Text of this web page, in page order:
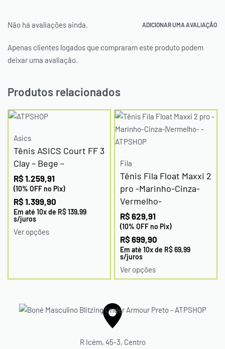
Não há avaliações ainda. ADICIONAR UMA AVALIAÇÃO
Apenas clientes logados que compraram este produto podem
deixar uma avaliação.
Produtos relacionados
Asics
Tênis ASICS Court FF 3
Clay – Bege –
R$ 1.259,91
(10% OFF no Pix)
R$ 1.399,90
Em até 10x de R$139,99
s/juros
Ver opções
Fila
Tênis Fila Float Maxxi 2
pro -Marinho-Cinza-
Vermelho-
R$ 629,91
(10% OFF no Pix)
R$ 699,90
Em até 10x de R$69,99
s/juros
Ver opções
R Icém, 45-3, Centro